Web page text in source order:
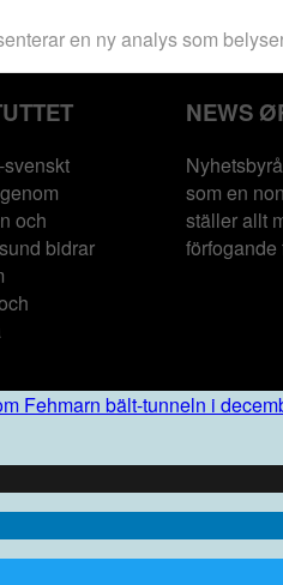
en ny analys som
och
bidrar
NEWS
som en
ställer allt
förfogande
Fehmarn bält-tunneln i